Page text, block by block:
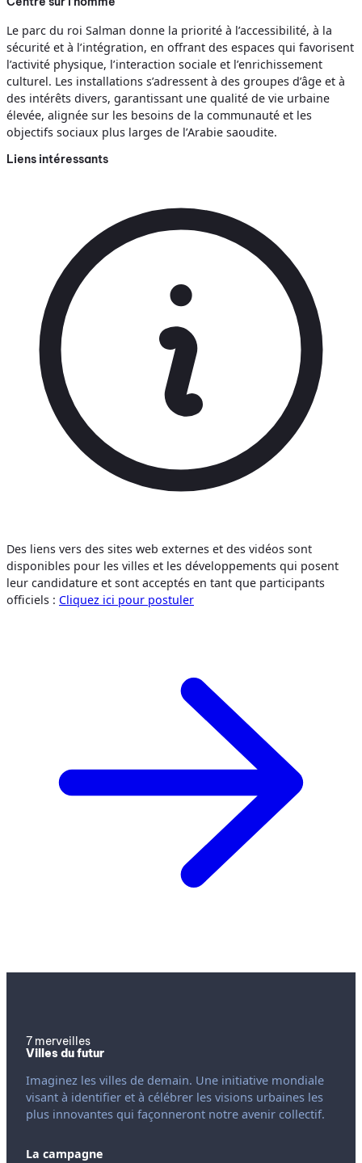
Le parc du roi Salman donne la priorité à l’accessibilité, à la
sécurité et à l’intégration, en offrant des espaces qui favorisent
l’activité physique, l’interaction sociale et l’enrichissement
culturel. Les installations s’adressent à des groupes d’âge et à
des intérêts divers, garantissant une qualité de vie urbaine
élevée, alignée sur les besoins de la communauté et les
objectifs sociaux plus larges de l’Arabie saoudite.
Liens intéressants
Des liens vers des sites web externes et des vidéos sont
disponibles pour les villes et les développements qui posent
leur candidature et sont acceptés en tant que participants
officiels : Cliquez ici pour postuler
7 merveilles
Villes du futur
Imaginez les villes de demain. Une initiative mondiale
visant à identifier et à célébrer les visions urbaines les
plus innovantes qui façonneront notre avenir collectif.
La campagne